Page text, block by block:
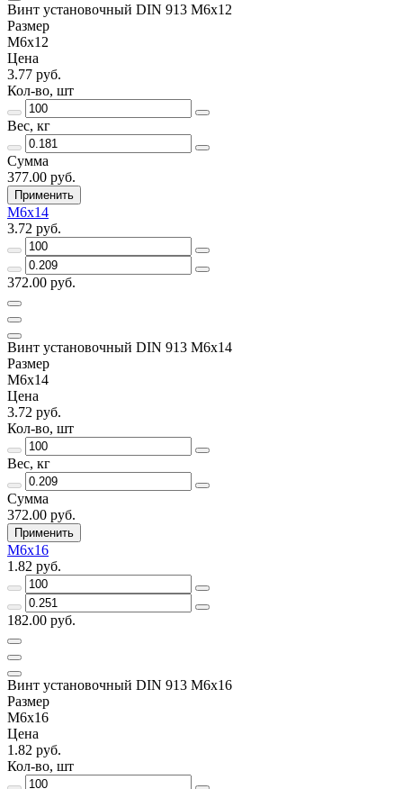
Винт установочный DIN 913 М6х12
Размер
М6х12
Цена
3.77 руб.
Кол-во, шт
Вес, кг
Сумма
377.00 руб.
Применить
М6х14
3.72 руб.
372.00 руб.
Винт установочный DIN 913 М6х14
Размер
М6х14
Цена
3.72 руб.
Кол-во, шт
Вес, кг
Сумма
372.00 руб.
Применить
М6х16
1.82 руб.
182.00 руб.
Винт установочный DIN 913 М6х16
Размер
М6х16
Цена
1.82 руб.
Кол-во, шт